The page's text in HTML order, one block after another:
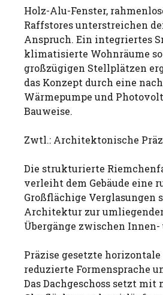
Holz-Alu-Fenster,
Raffstores unterstreichen
Anspruch. Ein integriertes
klimatisierte Wohnräume
großzügigen Stellplätzen
das Konzept durch eine
Wärmepumpe und
Bauweise.
Zwtl.: Architektonische
Die strukturierte
verleiht dem Gebäude eine
Großflächige Verglasungen
Architektur zur
Übergänge zwischen
Präzise gesetzte
reduzierte Formensprache
Das Dachgeschoss setzt